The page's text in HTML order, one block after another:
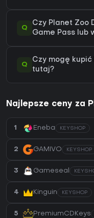
Q
Czy Planet Zoo
Game Pass lub
Q
Czy mogę
tutaj?
Najlepsze ceny za
1 Eneba KEYSHOP
2 GAMIVO KEYSHOP
3 Gameseal
4 Kinguin KEYSHOP
5 PremiumCDKeys